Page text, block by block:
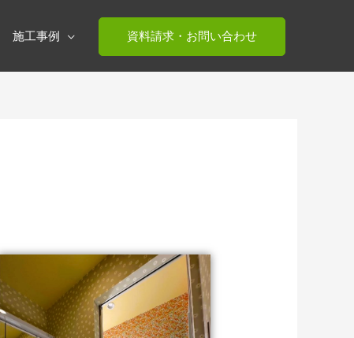
施工事例 資料請求・お問い合わせ